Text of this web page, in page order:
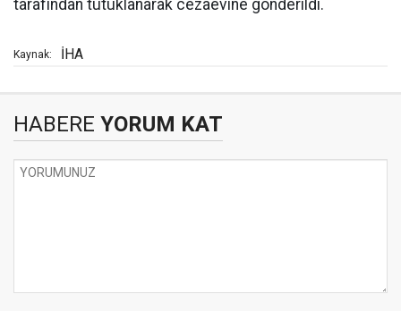
tarafından tutuklanarak cezaevine gönderildi.
Kaynak: İHA
HABERE YORUM KAT